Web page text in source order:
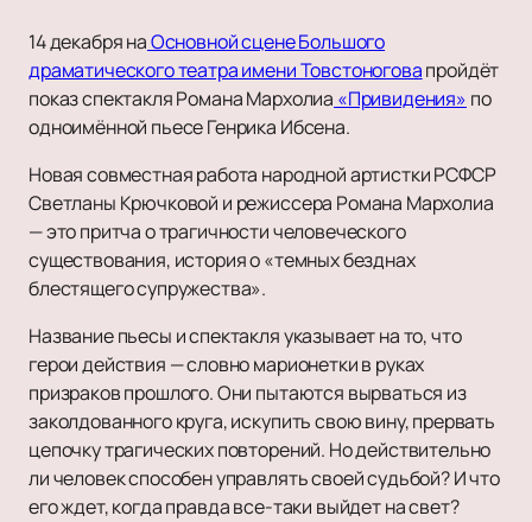
14 декабря наОсновной сцене Большого
драматического театра имени Товстоноговапройдёт
показ спектакля Романа Мархолиа «Привидения» по
одноимённой пьесе Генрика Ибсена.
Новая совместная работа народной артистки РСФСР
Светланы Крючковой и режиссера Романа Мархолиа
— это притча о трагичности человеческого
существования, история о «темных безднах
блестящего супружества».
Название пьесы и спектакля указывает на то, что
герои действия — словно марионетки в руках
призраков прошлого. Они пытаются вырваться из
заколдованного круга, искупить свою вину, прервать
цепочку трагических повторений. Но действительно
ли человек способен управлять своей судьбой? И что
его ждет, когда правда все-таки выйдет на свет?